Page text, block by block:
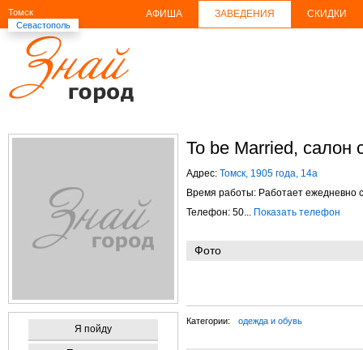
Томск
Севастополь
АФИША ЗАВЕДЕНИЯ СКИДКИ
Я пойду
To be Married, салон
Адрес: Томск, 1905 года, 14а
Время работы: Работает ежедневно
Телефон: 50... Показать телефон
Фото
Категории: одежда и обувь